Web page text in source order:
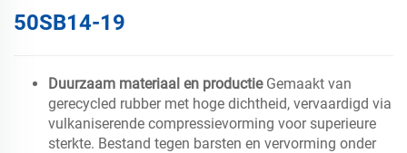
50SB14-19
Duurzaam materiaal en productie Gemaakt van
gerecycled rubber met hoge dichtheid, vervaardigd via
vulkaniserende compressievorming voor superieure
sterkte. Bestand tegen barsten en vervorming onder